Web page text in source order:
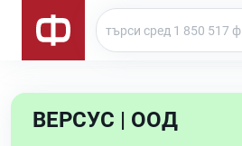
ВЕРСУС | ООД